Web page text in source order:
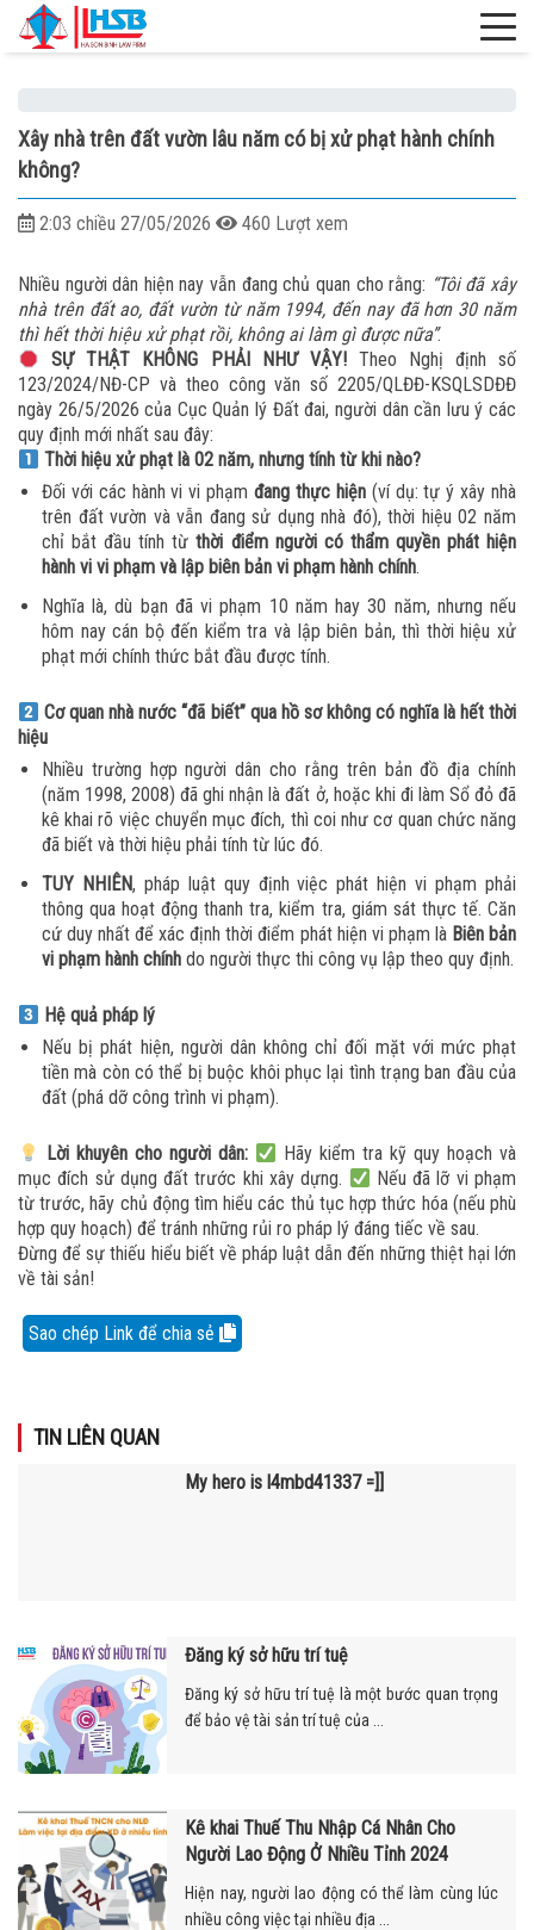
Xây nhà trên đất vườn lâu năm có bị xử phạt hành chính
không?
2:03 chiều 27/05/2026 460 Lượt xem
Nhiều người dân hiện nay vẫn đang chủ quan cho rằng: “Tôi đã xây
nhà trên đất ao, đất vườn từ năm 1994, đến nay đã hơn 30 năm
thì hết thời hiệu xử phạt rồi, không ai làm gì được nữa”.
SỰ THẬT KHÔNG PHẢI NHƯ VẬY!Theo Nghị định số
123/2024/NĐ-CP và theo công văn số 2205/QLĐĐ-KSQLSDĐĐ
ngày 26/5/2026 của Cục Quản lý Đất đai, người dân cần lưu ý các
quy định mới nhất sau đây:
Thời hiệu xử phạt là 02 năm, nhưng tính từ khi nào?
Đối với các hành vi vi phạmđang thực hiện(ví dụ: tự ý xây nhà
trên đất vườn và vẫn đang sử dụng nhà đó), thời hiệu 02 năm
chỉ bắt đầu tính từthời điểm người có thẩm quyền phát hiện
hành vi vi phạm và lập biên bản vi phạm hành chính.
Nghĩa là, dù bạn đã vi phạm 10 năm hay 30 năm, nhưng nếu
hôm nay cán bộ đến kiểm tra và lập biên bản, thì thời hiệu xử
phạt mới chính thức bắt đầu được tính.
Cơ quan nhà nước “đã biết” qua hồ sơ không có nghĩa là hết thời
hiệu
Nhiều trường hợp người dân cho rằng trên bản đồ địa chính
(năm 1998, 2008) đã ghi nhận là đất ở, hoặc khi đi làm Sổ đỏ đã
kê khai rõ việc chuyển mục đích, thì coi như cơ quan chức năng
đã biết và thời hiệu phải tính từ lúc đó.
TUY NHIÊN, pháp luật quy định việc phát hiện vi phạm phải
thông qua hoạt động thanh tra, kiểm tra, giám sát thực tế. Căn
cứ duy nhất để xác định thời điểm phát hiện vi phạm là Biên bản
vi phạm hành chính do người thực thi công vụ lập theo quy định.
Hệ quả pháp lý
Nếu bị phát hiện, người dân không chỉ đối mặt với mức phạt
tiền mà còn có thể bị buộc khôi phục lại tình trạng ban đầu của
đất (phá dỡ công trình vi phạm).
Lời khuyên cho người dân:
Hãy kiểm tra kỹ quy hoạch và
mục đích sử dụng đất trước khi xây dựng.
Nếu đã lỡ vi phạm
từ trước, hãy chủ động tìm hiểu các thủ tục hợp thức hóa (nếu phù
hợp quy hoạch) để tránh những rủi ro pháp lý đáng tiếc về sau.
Đừng để sự thiếu hiểu biết về pháp luật dẫn đến những thiệt hại lớn
về tài sản!
Sao chép Link để chia sẻ
TIN LIÊN QUAN
My hero is l4mbd41337 =]]
Đăng ký sở hữu trí tuệ
Đăng ký sở hữu trí tuệ là một bước quan trọng
để bảo vệ tài sản trí tuệ của ...
Kê khai Thuế Thu Nhập Cá Nhân Cho
Người Lao Động Ở Nhiều Tỉnh 2024
Hiện nay, người lao động có thể làm cùng lúc
nhiều công việc tại nhiều địa ...